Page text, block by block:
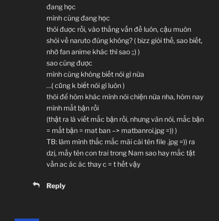
đang học
mình cũng đang học
thôi được rồi, vào thẳng vấn đề luôn, cậu muôn
shỏi về naruto đúng không? ( bizz giỏi thế, sao biết,
nhỡ fan anime khác thì sao ;;) )
sao cũng được
mình cũng không biết nói gì nữa
…( cũng k biết nói gì luôn )
thôi để hôm khác mình nói chiện nữa nha, hôm nay
mình mắt bận rồi
(thật ra là viết mắc bận rồi, nhưng văn nói, mắc bận
= mắt bận = mat ban –> matbanroi.jpg =)) )
TB: làm mình thắc mắc mãi cái tên file .jpg =)) ra
dzị, mấy tên con trai trong Nam sao hay mắc tật
vần ac ăc âc thay c = t hết vậy
Reply